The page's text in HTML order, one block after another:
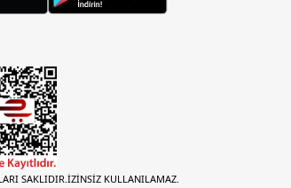
SAKLIDIR.İZİNSİZ KULLANILAMAZ.